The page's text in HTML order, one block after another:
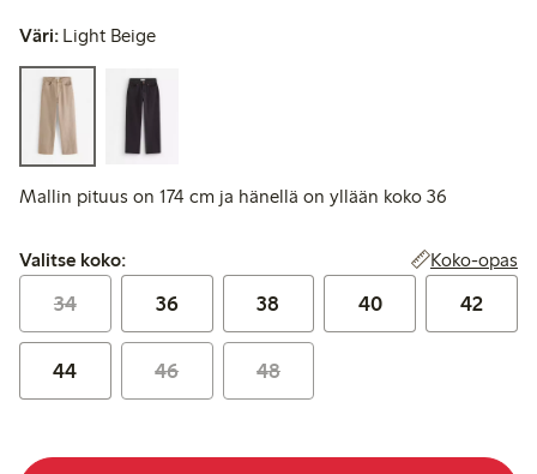
Väri: Light Beige
Mallin pituus on 174 cm ja hänellä on yllään koko 36
Valitse koko:
Valitse koko: Koko-opas
34 36 38 40 42
44 46 48